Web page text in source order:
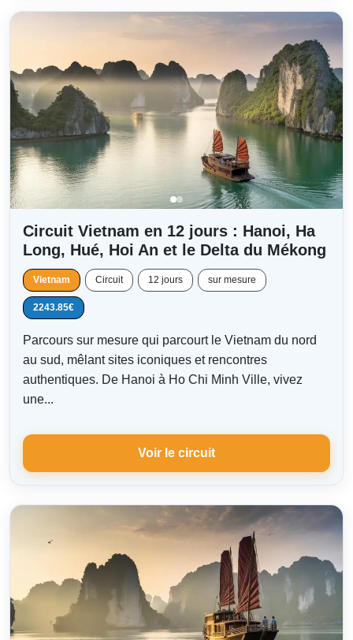
Circuit Vietnam en 12 jours : Hanoi, Ha
Long, Hué, Hoi An et le Delta du Mékong
Vietnam Circuit 12 jours sur mesure
2243.85€
Parcours sur mesure qui parcourt le Vietnam du nord
au sud, mêlant sites iconiques et rencontres
authentiques. De Hanoi à Ho Chi Minh Ville, vivez
une...
Voir le circuit